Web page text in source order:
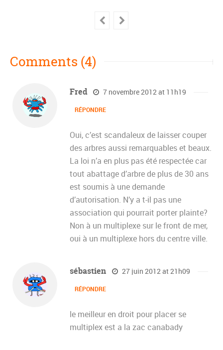
Comments (4)
Fred 7 novembre 2012 at 11h19
RÉPONDRE
Oui, c’est scandaleux de laisser couper
des arbres aussi remarquables et beaux.
La loi n’a en plus pas été respectée car
tout abattage d’arbre de plus de 30 ans
est soumis à une demande
d’autorisation. N’y a t-il pas une
association qui pourrait porter plainte?
Non à un multiplexe sur le front de mer,
oui à un multiplexe hors du centre ville.
sébastien 27 juin 2012 at 21h09
RÉPONDRE
le meilleur en droit pour placer se
multiplex est a la zac canabady